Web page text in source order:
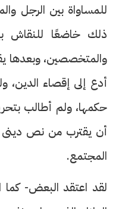
للمساواة بين الرجل
ذلك خاضعًا للنقاش
والمتخصصين، وبعدها
أدع إلى إقصاء الدين،
حكمها، ولم أطالب
أن يقترب من نص دينى
المجتمع.
لقد اعتقد البعض- كما